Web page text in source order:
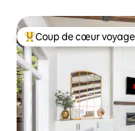
Coup de cœur
Coup de cœur